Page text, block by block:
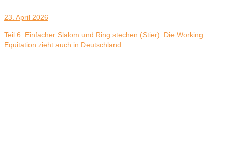
23. April 2026
Teil 6: Einfacher Slalom und Ring stechen (Stier) Die Working
Equitation zieht auch in Deutschland...